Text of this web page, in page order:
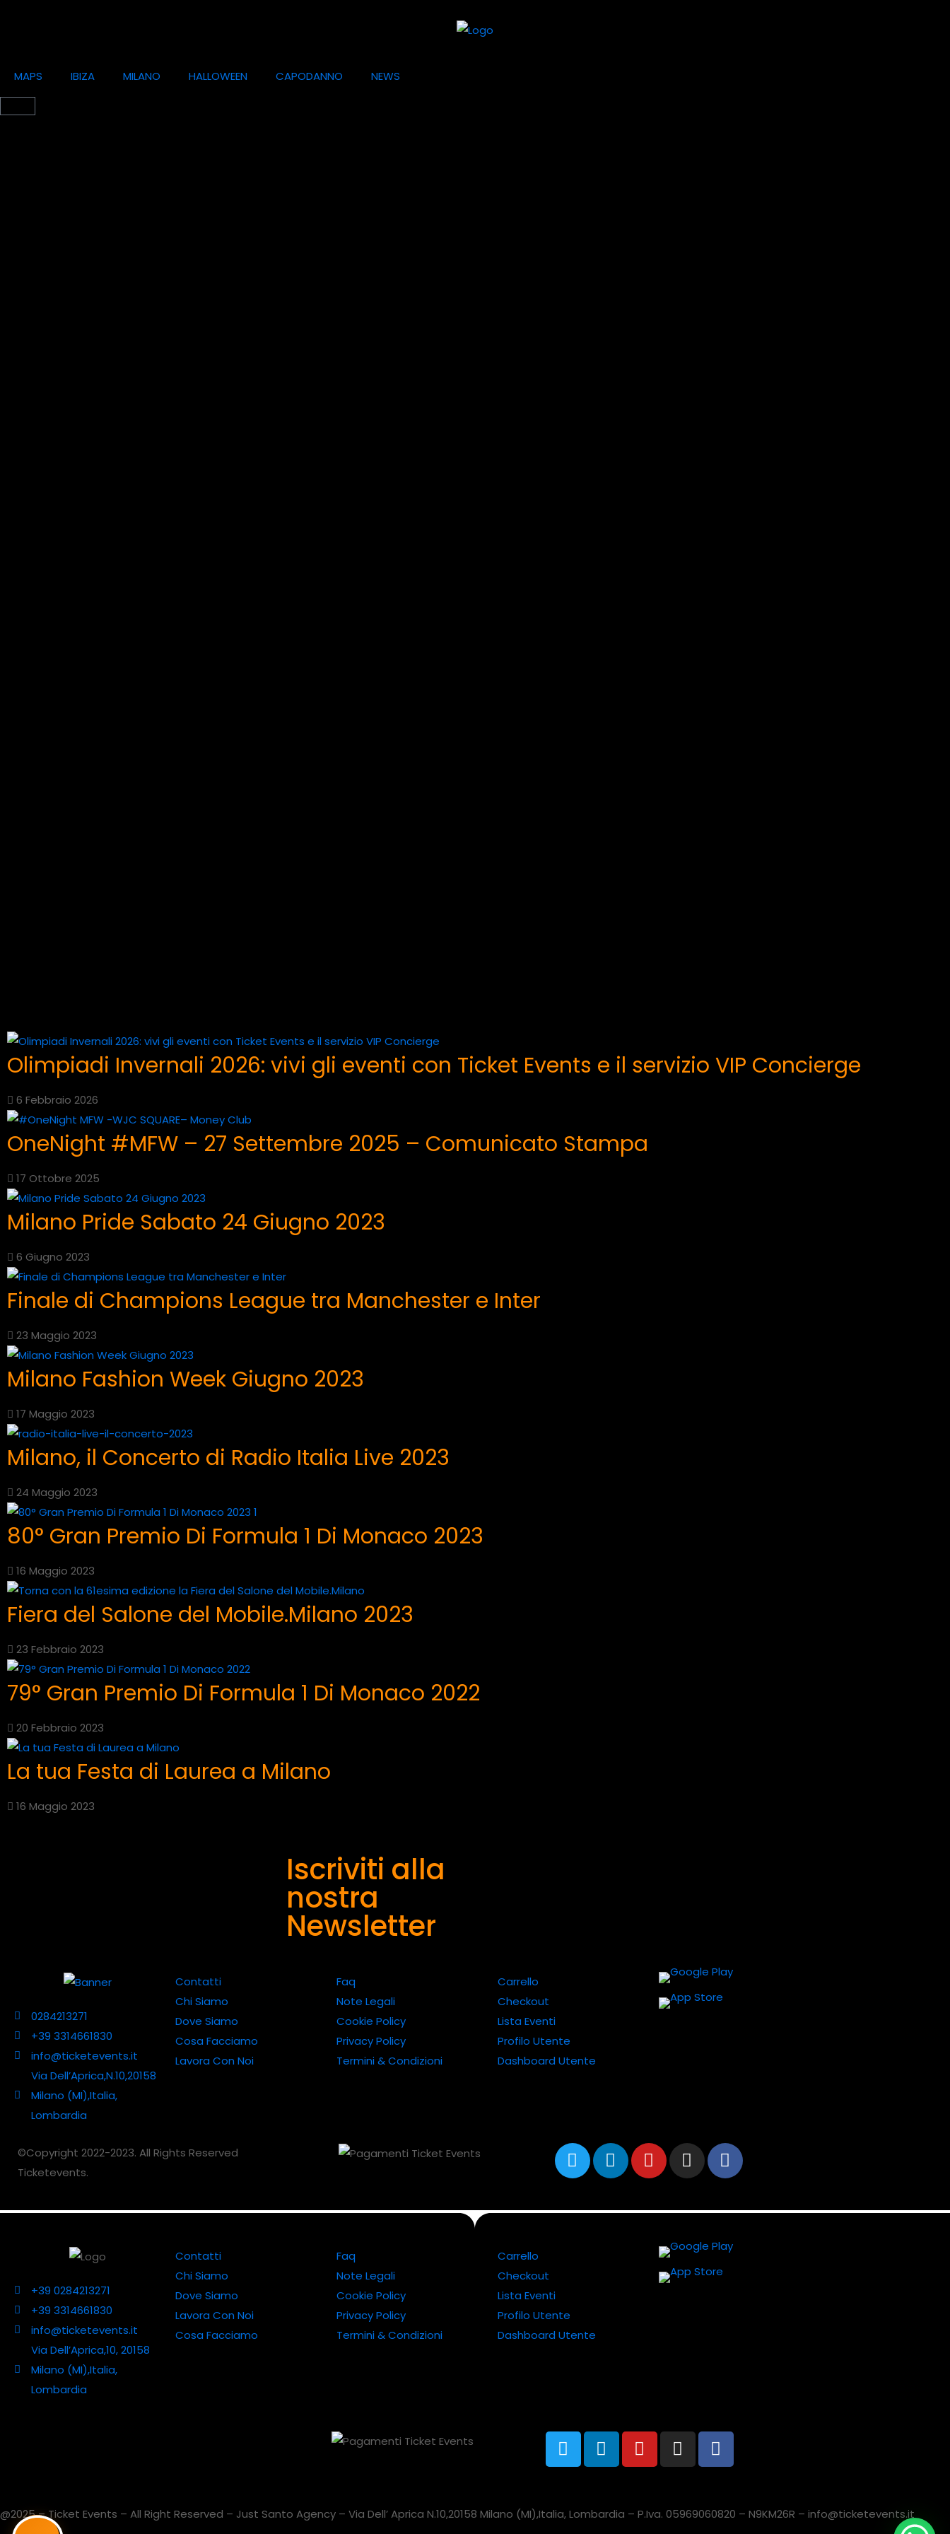
MAPS IBIZA MILANO HALLOWEEN CAPODANNO NEWS
Olimpiadi Invernali 2026: vivi gli eventi con Ticket Events e il servizio VIP Concierge
6 Febbraio 2026
OneNight #MFW – 27 Settembre 2025 – Comunicato Stampa
17 Ottobre 2025
Milano Pride Sabato 24 Giugno 2023
6 Giugno 2023
Finale di Champions League tra Manchester e Inter
23 Maggio 2023
Milano Fashion Week Giugno 2023
17 Maggio 2023
Milano, il Concerto di Radio Italia Live 2023
24 Maggio 2023
80° Gran Premio Di Formula 1 Di Monaco 2023
16 Maggio 2023
Fiera del Salone del Mobile.Milano 2023
23 Febbraio 2023
79° Gran Premio Di Formula 1 Di Monaco 2022
20 Febbraio 2023
La tua Festa di Laurea a Milano
16 Maggio 2023
Iscriviti alla
nostra
Newsletter
0284213271
+39 3314661830
info@ticketevents.it
Via Dell’Aprica,N.10,20158
Milano (MI),Italia,
Lombardia
Contatti
Chi Siamo
Dove Siamo
Cosa Facciamo
Lavora Con Noi
Faq
Note Legali
Cookie Policy
Privacy Policy
Termini & Condizioni
Carrello
Checkout
Lista Eventi
Profilo Utente
Dashboard Utente
©Copyright 2022-2023. All Rights Reserved
Ticketevents.
+39 0284213271
+39 3314661830
info@ticketevents.it
Via Dell’Aprica,10, 20158
Milano (MI),Italia,
Lombardia
Contatti
Chi Siamo
Dove Siamo
Lavora Con Noi
Cosa Facciamo
Faq
Note Legali
Cookie Policy
Privacy Policy
Termini & Condizioni
Carrello
Checkout
Lista Eventi
Profilo Utente
Dashboard Utente
@2025 – Ticket Events – All Right Reserved – Just Santo Agency – Via Dell’ Aprica N.10,20158 Milano (MI),Italia, Lombardia – P.Iva. 05969060820 – N9KM26R – info@ticketevents.it